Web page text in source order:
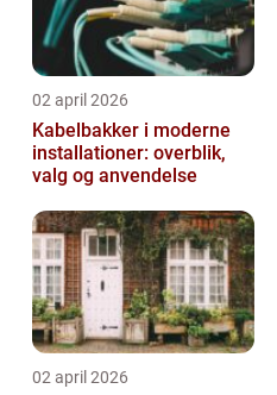
02 april 2026
Kabelbakker i moderne
installationer: overblik,
valg og anvendelse
02 april 2026